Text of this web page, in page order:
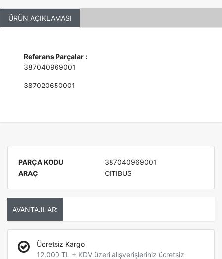
ÜRÜN AÇIKLAMASI
Referans Parçalar :
387040969001
387020650001
PARÇA KODU
387040969001
ARAÇ
CITIBUS
AVANTAJLAR:
Ücretsiz Kargo
12.000 TL + KDV üzeri alışverişleriniz ücretsiz